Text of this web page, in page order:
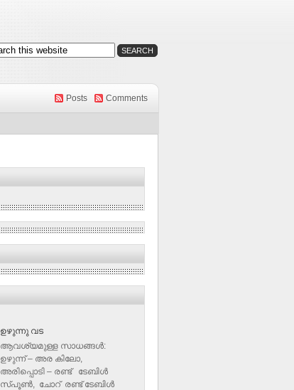
Posts Comments
ഉഴുന്നു വട
ആവശ്യമുള്ള സാധങ്ങൾ:
ഉഴുന്ന് – അര കിലോ,
അരിപ്പൊടി – രണ്ട് ടേബിൾ
സ്പൂൺ, ചോറ് രണ്ട് ടേബിള്‍